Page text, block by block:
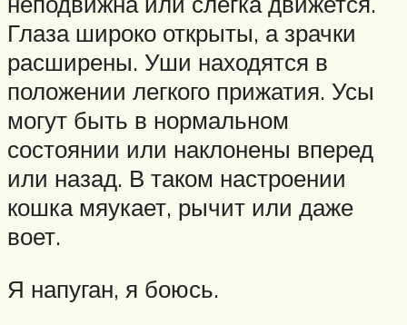
Глаза широко открыты, а зрачки
расширены. Уши находятся в
положении легкого прижатия. Усы
могут быть в нормальном
состоянии или наклонены вперед
или назад. В таком настроении
кошка мяукает, рычит или даже
воет.
Я напуган, я боюсь.